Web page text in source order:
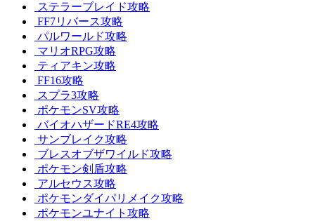
ステラーブレイド攻略
FF7リバース攻略
パルワールド攻略
マリオRPG攻略
ティアキン攻略
FF16攻略
スプラ3攻略
ポケモンSV攻略
バイオハザードRE4攻略
サンブレイク攻略
ブレスオブザワイルド攻略
ポケモン剣盾攻略
アルセウス攻略
ポケモンダイパリメイク攻略
ポケモンユナイト攻略